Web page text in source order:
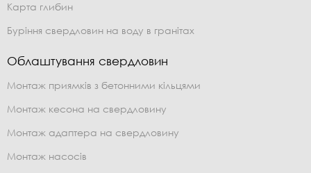
Карта глибин
Буріння свердловин на воду в гранітах
Облаштування свердловин
Монтаж приямків з бетонними кільцями
Монтаж кесона на свердловину
Монтаж адаптера на свердловину
Монтаж насосів